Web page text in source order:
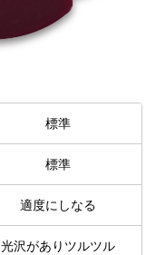
標準
標準
適度にしなる
光沢がありツルツル